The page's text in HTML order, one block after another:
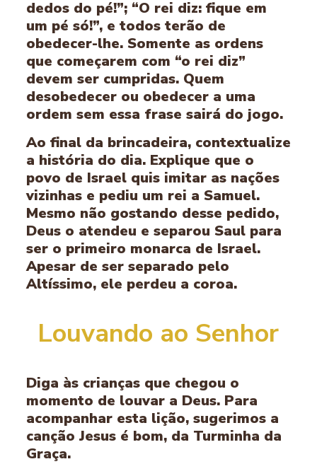
dedos do pé!”; “O rei diz: fique em
um pé só!”, e todos terão de
obedecer-lhe. Somente as ordens
que começarem com “o rei diz”
devem ser cumpridas. Quem
desobedecer ou obedecer a uma
ordem sem essa frase sairá do jogo.
Ao final da brincadeira, contextualize
a história do dia. Explique que o
povo de Israel quis imitar as nações
vizinhas e pediu um rei a Samuel.
Mesmo não gostando desse pedido,
Deus o atendeu e separou Saul para
ser o primeiro monarca de Israel.
Apesar de ser separado pelo
Altíssimo, ele perdeu a coroa.
Louvando ao Senhor
Diga às crianças que chegou o
momento de louvar a Deus. Para
acompanhar esta lição, sugerimos a
canção Jesus é bom, da Turminha da
Graça.